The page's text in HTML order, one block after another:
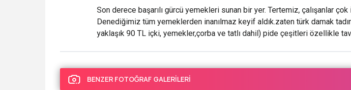
Son derece başarılı gürcü yemekleri sunan bir yer. Tertemiz, çalışanlar
Denediğimiz tüm yemeklerden inanılmaz keyif aldık.zaten türk damak
yaklaşık 90 TL içki, yemekler,çorba ve tatlı dahil) pide çeşitleri özellikle
BENZER FOTOĞRAF GALERİLERİ